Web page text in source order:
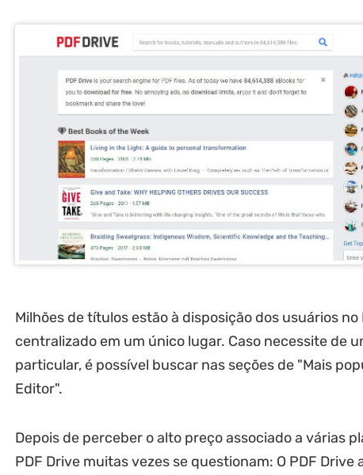
Milhões de títulos estão à disposição dos usuários no
centralizado em um único lugar. Caso necessite de
particular, é possível buscar nas seções de "Mais
Editor".
Depois de perceber o alto preço associado a várias
PDF Drive muitas vezes se questionam: O PDF Drive